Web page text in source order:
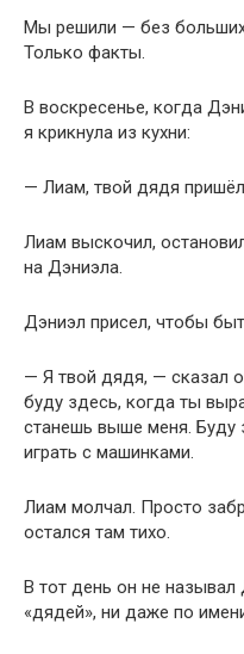
Мы решили — без
Только факты.
В воскресенье, когда
я крикнула из кухни:
— Лиам, твой дядя
Лиам выскочил,
на Дэниэла.
Дэниэл присел, чтобы
— Я твой дядя, — сказал
буду здесь, когда ты
станешь выше меня. Буду
играть с машинками.
Лиам молчал. Просто
остался там тихо.
В тот день он не называл
«дядей», ни даже по